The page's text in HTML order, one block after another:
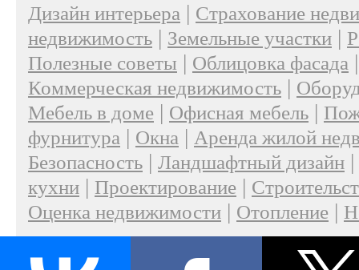
Дизайн интерьера | Страхование
недвижимость | Земельные участки |
Полезные советы | Облицовка фасада
Коммерческая недвижимость |
Мебель в доме | Офисная мебель |
фурнитура | Окна | Аренда жилой
Безопасность | Ландшафтный дизайн |
кухни | Проектирование |
Оценка недвижимости | Отопление |
О проекте|